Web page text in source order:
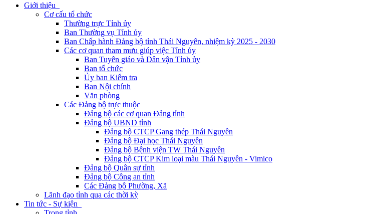
Giới thiệu
Cơ cấu tổ chức
Thường trực Tỉnh ủy
Ban Thường vụ Tỉnh ủy
Ban Chấp hành Đảng bộ tỉnh Thái Nguyên, nhiệm kỳ 2025 - 2030
Các cơ quan tham mưu giúp việc Tỉnh ủy
Ban Tuyên giáo và Dân vận Tỉnh ủy
Ban tổ chức
Ủy ban Kiểm tra
Ban Nội chính
Văn phòng
Các Đảng bộ trực thuộc
Đảng bộ các cơ quan Đảng tỉnh
Đảng bộ UBND tỉnh
Đảng bộ CTCP Gang thép Thái Nguyên
Đảng bộ Đại học Thái Nguyên
Đảng bộ Bệnh viện TW Thái Nguyên
Đảng bộ CTCP Kim loại màu Thái Nguyên - Vimico
Đảng bộ Quân sự tỉnh
Đảng bộ Công an tỉnh
Các Đảng bộ Phường, Xã
Lãnh đạo tỉnh qua các thời kỳ
Tin tức - Sự kiện